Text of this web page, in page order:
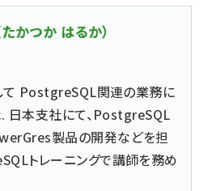
かつか はるか）
て PostgreSQL関連の業務に
日本支社にて、PostgreSQL
製品の開発などを担
トレーニングで講師を務め